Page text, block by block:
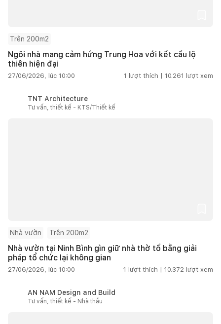
Trên 200m2
Ngôi nhà mang cảm hứng Trung Hoa với kết cấu lộ
thiên hiện đại
27/06/2026, lúc 10:00 1 lượt thích | 10.261 lượt xem
TNT Architecture
Tư vấn, thiết kế - KTS/Thiết kế
Nhà vườn Trên 200m2
Nhà vườn tại Ninh Bình gìn giữ nhà thờ tổ bằng giải
pháp tổ chức lại không gian
27/06/2026, lúc 10:00 1 lượt thích | 10.372 lượt xem
AN NAM Design and Build
Tư vấn, thiết kế - Nhà thầu